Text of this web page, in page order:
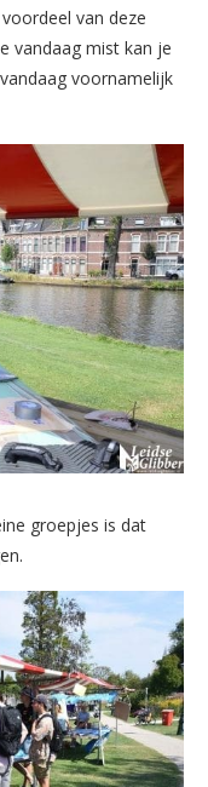
van deze
vandaag mist kan je
voornamelijk
groepjes is dat